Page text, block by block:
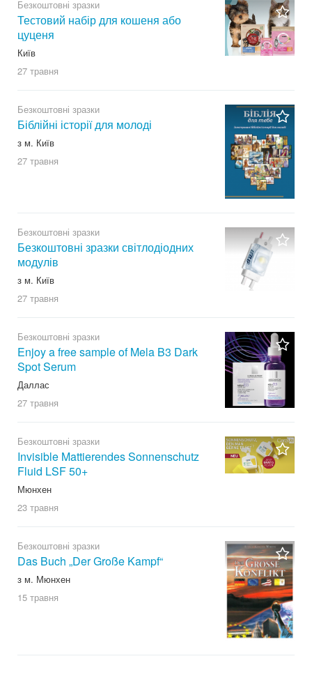
Безкоштовні зразки
Тестовий набір для кошеня або
цуценя
Київ
27 травня
Безкоштовні зразки
Біблійні історії для молоді
з м. Київ
27 травня
Безкоштовні зразки
Безкоштовні зразки світлодіодних
модулів
з м. Київ
27 травня
Безкоштовні зразки
Enjoy a free sample of Mela B3 Dark
Spot Serum
Даллас
27 травня
Безкоштовні зразки
Invisible Mattierendes Sonnenschutz
Fluid LSF 50+
Мюнхен
23 травня
Безкоштовні зразки
Das Buch „Der Große Kampf“
з м. Мюнхен
15 травня